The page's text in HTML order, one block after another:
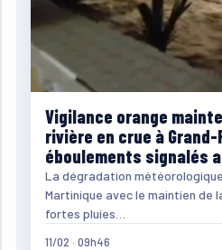
Vigilance orange
rivière en crue à Grand-
éboulements signalés
La dégradation
Martinique avec le maintien de
fortes pluies…
11/02 · 09h46